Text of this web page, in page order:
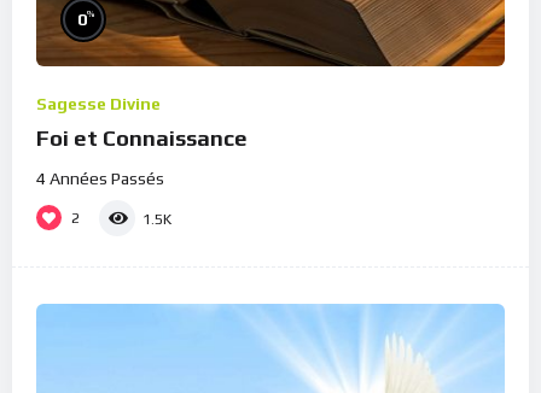
0%
Sagesse Divine
Foi et Connaissance
4 Années Passés
2 1.5K